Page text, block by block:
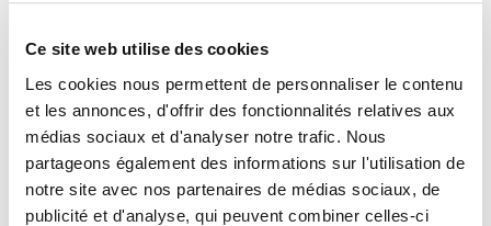
Ce site web utilise des cookies
Les cookies nous permettent de personnaliser le contenu
et les annonces, d'offrir des fonctionnalités relatives aux
médias sociaux et d'analyser notre trafic. Nous
partageons également des informations sur l'utilisation de
notre site avec nos partenaires de médias sociaux, de
publicité et d'analyse, qui peuvent combiner celles-ci
Formats
Presse
Sommaire